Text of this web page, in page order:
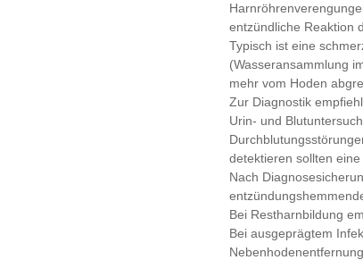
entzündliche Reaktion
Typisch ist eine
(Wasseransammlung
mehr vom Hoden
Zur Diagnostik
Urin- und
detektieren sollten
Nach
Bei Restharnbildung
Bei ausgeprägtem